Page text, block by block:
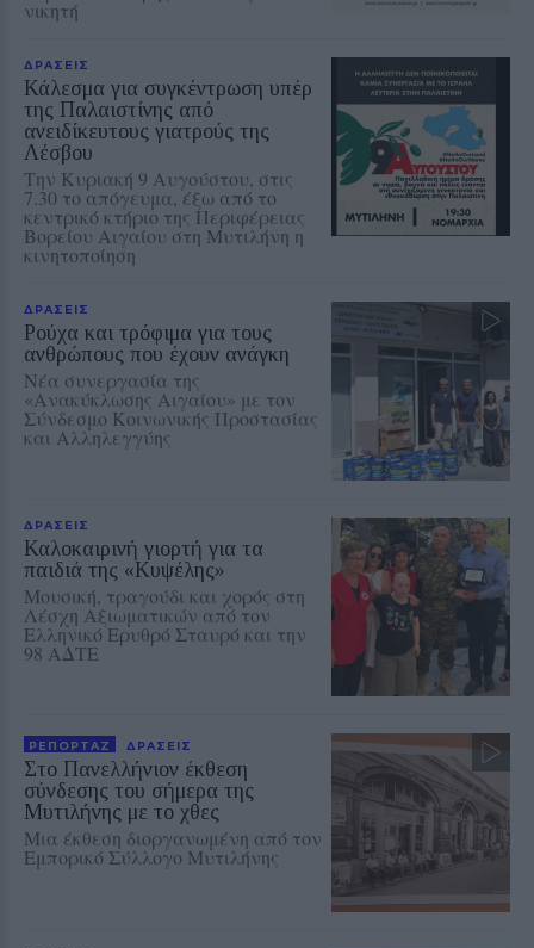
νικητή
ΔΡΑΣΕΙΣ
Κάλεσμα για συγκέντρωση υπέρ
της Παλαιστίνης από
ανειδίκευτους γιατρούς της
Λέσβου
Την Κυριακή 9 Αυγούστου, στις
7.30 το απόγευμα, έξω από το
κεντρικό κτήριο της Περιφέρειας
Βορείου Αιγαίου στη Μυτιλήνη η
κινητοποίηση
ΔΡΑΣΕΙΣ
Ρούχα και τρόφιμα για τους
ανθρώπους που έχουν ανάγκη
Νέα συνεργασία της
«Ανακύκλωσης Αιγαίου» με τον
Σύνδεσμο Κοινωνικής Προστασίας
και Αλληλεγγύης
ΔΡΑΣΕΙΣ
Καλοκαιρινή γιορτή για τα
παιδιά της «Κυψέλης»
Μουσική, τραγούδι και χορός στη
Λέσχη Αξιωματικών από τον
Ελληνικό Ερυθρό Σταυρό και την
98 ΑΔΤΕ
ΡΕΠΟΡΤΑΖ ΔΡΑΣΕΙΣ
Στο Πανελλήνιον έκθεση
σύνδεσης του σήμερα της
Μυτιλήνης με το χθες
Μια έκθεση διοργανωμένη από τον
Εμπορικό Σύλλογο Μυτιλήνης